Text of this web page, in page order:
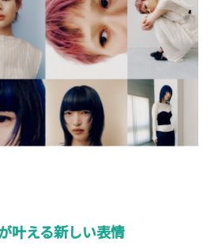
叶える新しい表情